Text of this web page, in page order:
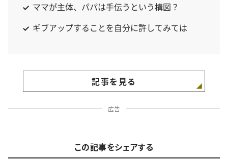
ママが主体、パパは手伝うという構図？
ギブアップすることを自分に許してみては
記事を見る
広告
この記事をシェアする